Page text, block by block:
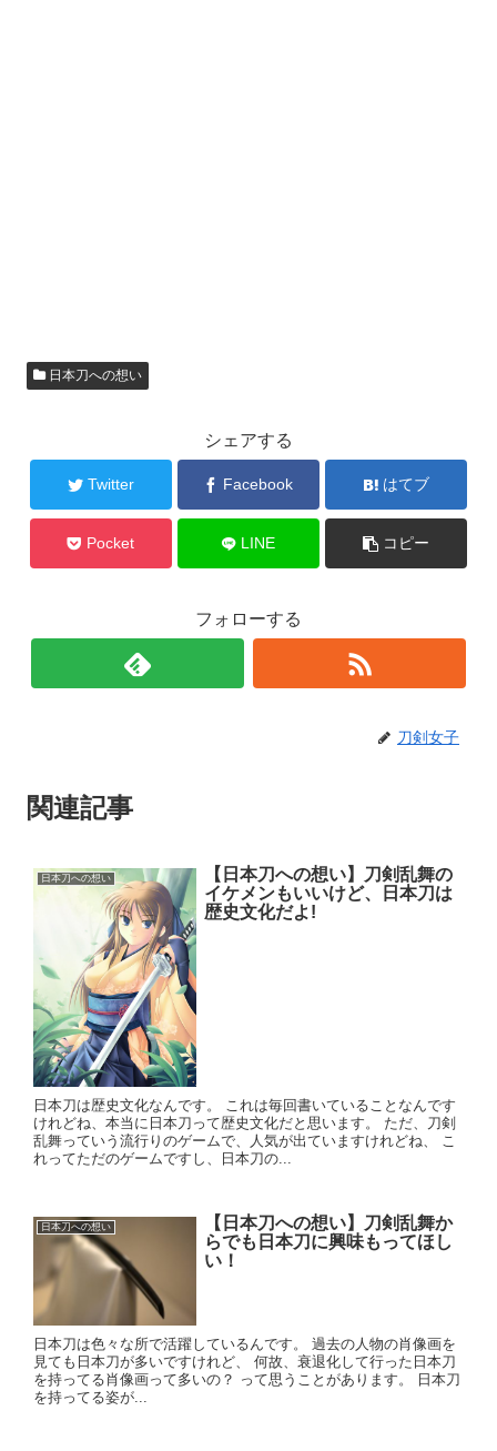
日本刀への想い
シェアする
Twitter Facebook はてブ
Pocket LINE コピー
フォローする
刀剣女子
関連記事
日本刀への想い
【日本刀への想い】刀剣乱舞の
イケメンもいいけど、日本刀は
歴史文化だよ!
日本刀は歴史文化なんです。 これは毎回書いていることなんです
けれどね、本当に日本刀って歴史文化だと思います。 ただ、刀剣
乱舞っていう流行りのゲームで、人気が出ていますけれどね、 こ
れってただのゲームですし、日本刀の...
日本刀への想い
【日本刀への想い】刀剣乱舞か
らでも日本刀に興味もってほし
い！
日本刀は色々な所で活躍しているんです。 過去の人物の肖像画を
見ても日本刀が多いですけれど、 何故、衰退化して行った日本刀
を持ってる肖像画って多いの？ って思うことがあります。 日本刀
を持ってる姿が...